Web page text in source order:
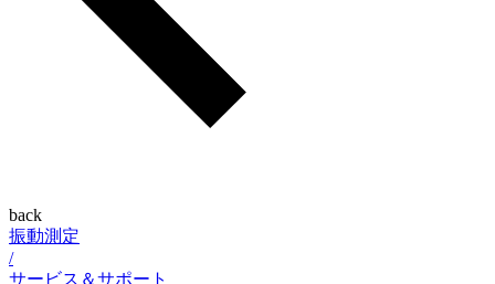
back
振動測定
/
サービス＆サポート